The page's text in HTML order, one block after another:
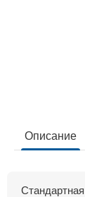
Описание